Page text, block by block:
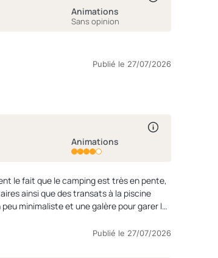
Animations
Sans opinion
Publié le 27/07/2026
Animations
le fait que le camping est très en pente,
ainsi que des transats à la piscine
minimaliste et une galère pour garer la
Publié le 27/07/2026